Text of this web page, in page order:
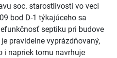
soc. starostlivosti vo veci
bod D-1 týkajúceho sa
septiku pri budove
pravidelne vyprázdňovaný,
i napriek tomu navrhuje